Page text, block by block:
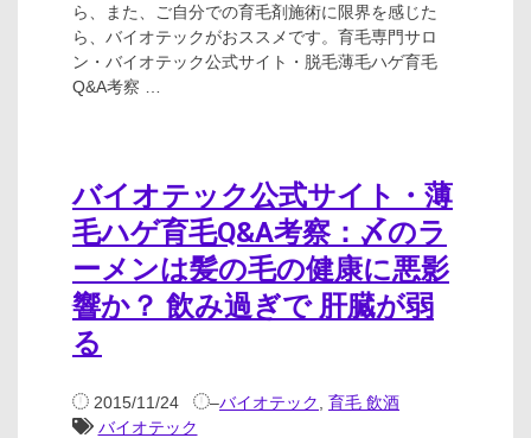
ら、また、ご自分での育毛剤施術に限界を感じた
ら、バイオテックがおススメです。育毛専門サロ
ン・バイオテック公式サイト・脱毛薄毛ハゲ育毛
Q&A考察 …
バイオテック公式サイト・薄
毛ハゲ育毛Q&A考察：〆のラ
ーメンは髪の毛の健康に悪影
響か？ 飲み過ぎで 肝臓が弱
る
2015/11/24 –バイオテック
育毛 飲酒
バイオテック